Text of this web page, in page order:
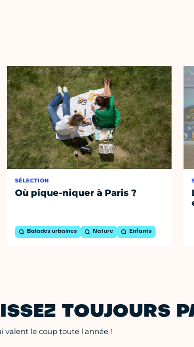
SÉLECTION
Où pique-niquer à Paris ?
Balades urbaines Nature Enfants
TOUJOURS
valent le coup toute l'année !